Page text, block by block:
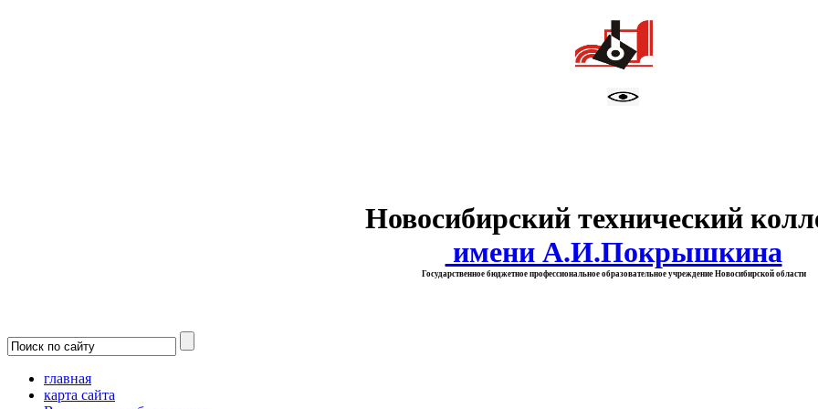
Новосибирский технический
имени А.И.Покрышкина
Государственное бюджетное профессиональное образовательное учреждение Новосибирской области
главная
карта сайта